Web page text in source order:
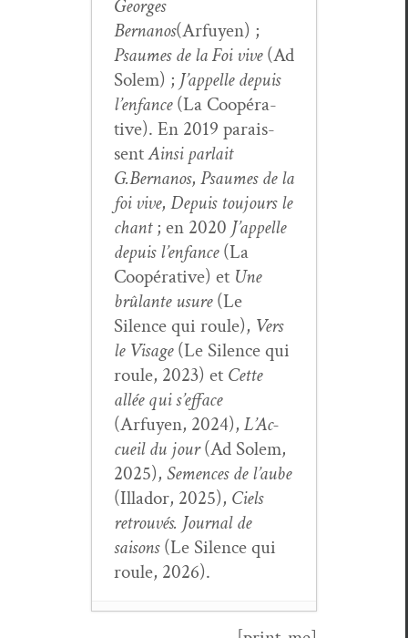
Georges
Bernanos(Arfuyen) ;
Psaumes de la Foi vive(Ad
Solem) ; J’appelle depuis
l’enfance(La Coopéra­
tive). En 2019 parais­
sentAin­si par­lait
G.Bernanos, Psaumes de la
foi vive, Depuis tou­jours le
chant; en 2020 J’ap­pelle
depuis l’en­fance(La
Coopéra­tive) et Une
brûlante usure(Le
Silence qui roule), Vers
le Vis­age(Le Silence qui
roule, 2023) et Cette
allée qui s’ef­face
(Arfuyen, 2024), L’Ac­
cueil du jour(Ad Solem,
2025), Semences de l’aube
(Illador, 2025), Ciels
retrou­vés. Jour­nal de
saisons(Le Silence qui
roule, 2026).